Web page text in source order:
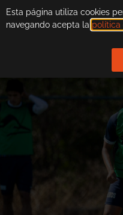
Esta página utiliza cookies
navegando acepta la política